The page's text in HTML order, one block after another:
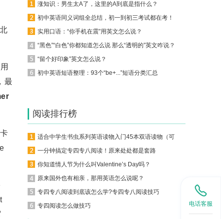
最
涨知识：男生太A了，这里的A到底是指什么？
初中英语同义词组全总结，初一到初三考试都在考！
实用口语：“你手机在震”用英文怎么说？
“黑色”“白色”你都知道怎么说 那么“透明的”英文咋说？
“留个好印象”英文怎么说？
初中英语短语整理：93个“be+...”短语分类汇总
阅读排行榜
一分钟搞定专四专八阅读！原来处处都是套路
你知道情人节为什么叫Valentine’s Day吗？
原来国外也有相亲，那用英语怎么说呢？
专四专八阅读到底该怎么学?专四专八阅读技巧
专四阅读怎么做技巧
电话客服